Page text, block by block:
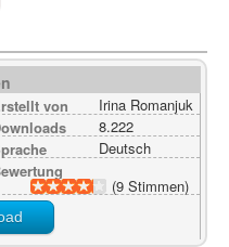
von
Irina Romanjuk
8.222
Deutsch
(9 Stimmen)